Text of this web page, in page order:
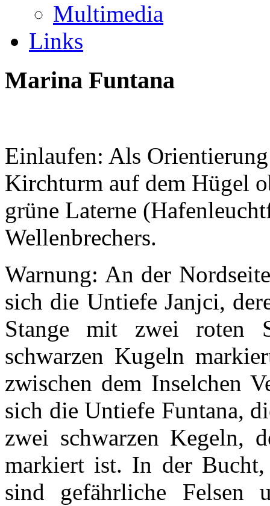
Multimedia
Links
Marina Funtana
Einlaufen: Als
Kirchturm auf dem Hügel
grüne Laterne
Wellenbrechers.
Warnung: An der
sich die Untiefe Janjci,
Stange mit zwei roten
schwarzen Kugeln
zwischen dem Inselchen
sich die Untiefe Funtana,
zwei schwarzen Kegeln,
markiert ist. In der
sind gefährliche Felsen